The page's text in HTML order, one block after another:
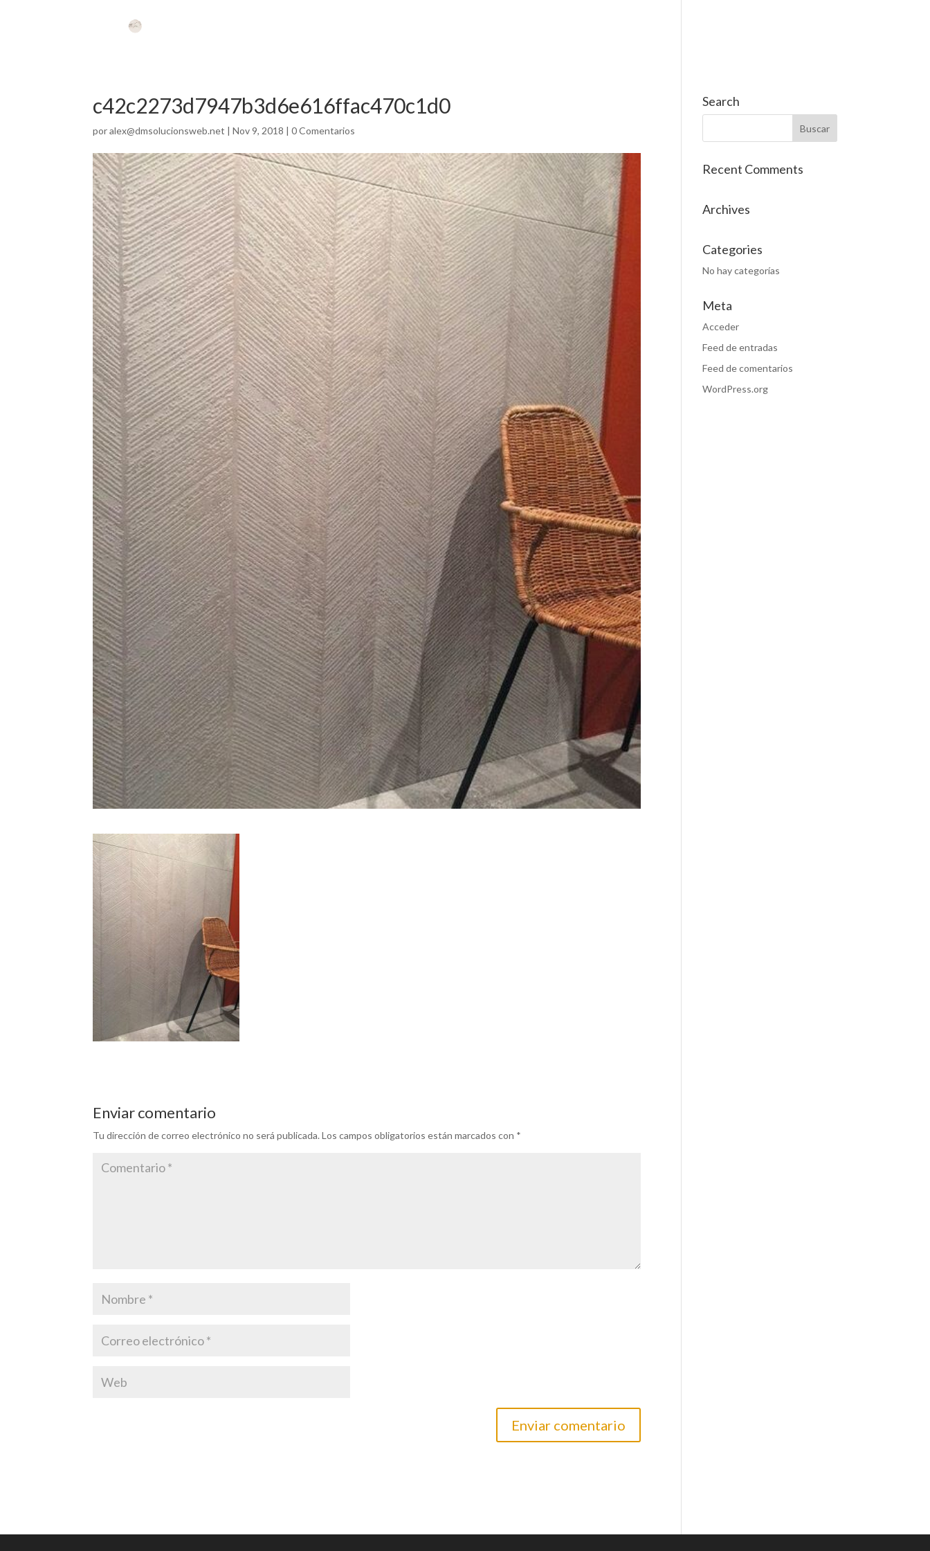
c42c2273d7947b3d6e616ffac470c1d0
poralex@dmsolucionsweb.net |Nov 9, 2018 |0 Comentarios
Enviar comentario
Tu dirección de correo electrónico no será publicada. Los campos obligatorios están marcados con *
Search
Recent Comments
Archives
Categories
No hay categorías
Meta
Acceder
Feed de entradas
Feed de comentarios
WordPress.org